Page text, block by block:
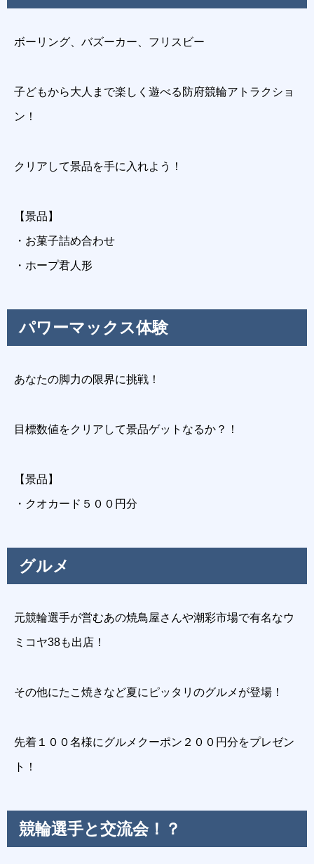
ボーリング、バズーカー、フリスビー
子どもから大人まで楽しく遊べる防府競輪アトラクショ
ン！
クリアして景品を手に入れよう！
【景品】
・お菓子詰め合わせ
・ホープ君人形
パワーマックス体験
あなたの脚力の限界に挑戦！
目標数値をクリアして景品ゲットなるか？！
【景品】
・クオカード５００円分
グルメ
元競輪選手が営むあの焼鳥屋さんや潮彩市場で有名なウ
ミコヤ38も出店！
その他にたこ焼きなど夏にピッタリのグルメが登場！
先着１００名様にグルメクーポン２００円分をプレゼン
ト！
競輪選手と交流会！？